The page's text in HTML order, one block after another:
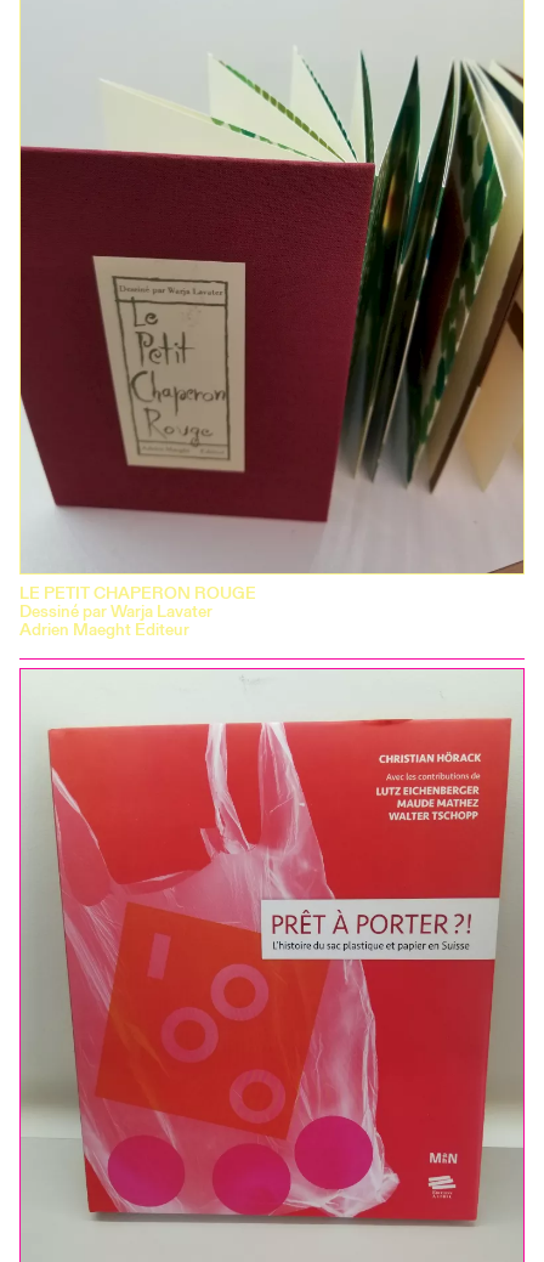
LE PETIT CHAPERON ROUGE
Dessiné par Warja Lavater
Adrien Maeght Editeur